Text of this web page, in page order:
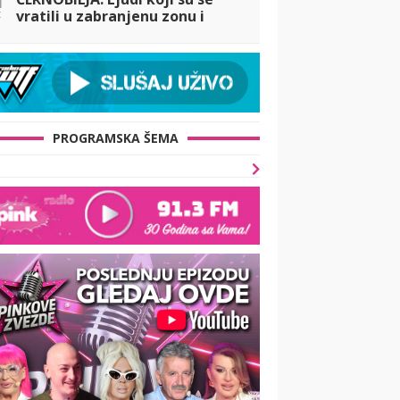
vratili u zabranjenu zonu i
domove
PROGRAMSKA ŠEMA